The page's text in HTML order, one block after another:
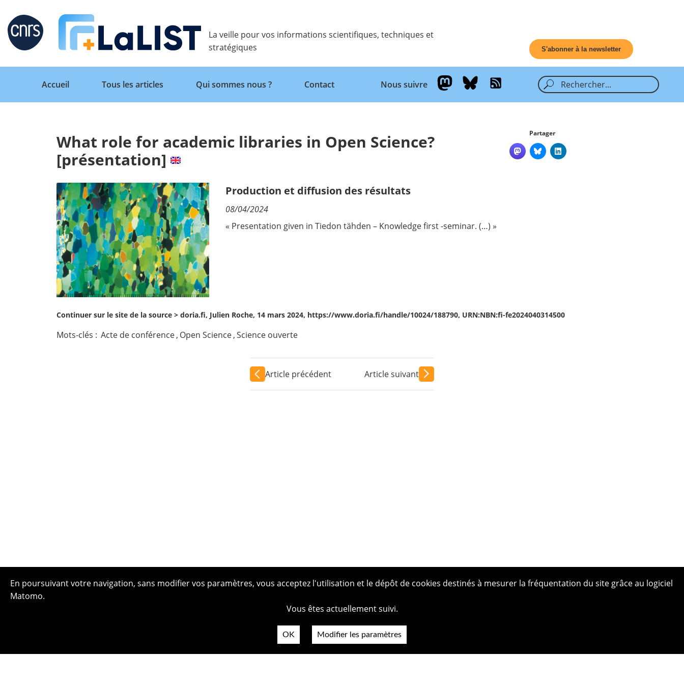
Retour
Tous les articles
Qui sommes nous ?
Nous suivre
La veille pour vos informations scientifiques, techniques et
stratégiques
S'abonner à la newsletter
Retour
Accueil
Tous les articles Qui sommes nous ? Contact Nous suivre
What role for academic libraries in Open Science?
[présentation]
Partager
Production et diffusion des résultats
08/04/2024
« Presentation given in Tiedon tähden – Knowledge first -seminar. (…) »
Continuer sur le site de la source > doria.fi, Julien Roche, 14 mars 2024, https://www.doria.fi/handle/10024/188790, URN:NBN:fi-fe2024040314500
Mots-clés : Acte de conférence, Open Science, Science ouverte
Article précédent Article suivant
En poursuivant votre navigation, sans modifier vos paramètres, vous acceptez l'utilisation et le dépôt de cookies destinés à mesurer la fréquentation du site grâce au logiciel
Matomo.
Vous êtes actuellement suivi.
OK Modifier les paramètres